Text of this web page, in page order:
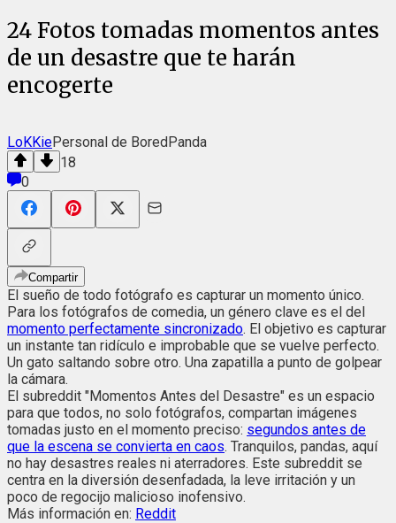
24 Fotos tomadas momentos antes
de un desastre que te harán
encogerte
LoKKiePersonal de BoredPanda
18
0
Compartir
El sueño de todo fotógrafo es capturar un momento único.
Para los fotógrafos de comedia, un género clave es el del
momento perfectamente sincronizado. El objetivo es capturar
un instante tan ridículo e improbable que se vuelve perfecto.
Un gato saltando sobre otro. Una zapatilla a punto de golpear
la cámara.
El subreddit "Momentos Antes del Desastre" es un espacio
para que todos, no solo fotógrafos, compartan imágenes
tomadas justo en el momento preciso: segundos antes de
que la escena se convierta en caos. Tranquilos, pandas, aquí
no hay desastres reales ni aterradores. Este subreddit se
centra en la diversión desenfadada, la leve irritación y un
poco de regocijo malicioso inofensivo.
Más información en: Reddit